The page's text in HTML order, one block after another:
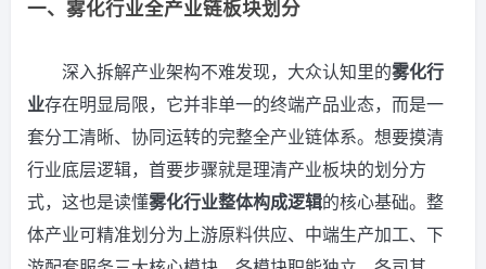
一、雾化行业全产业链板块划分
深入拆解产业架构不难发现，大众认知里的雾化行
业存在明显局限，它并非单一的终端产品业态，而是一
套分工清晰、协同运转的完整全产业链体系。想要摸清
行业底层逻辑，首要步骤就是理清产业板块的划分方
式，这也是读懂雾化行业整体构成逻辑的核心基础。整
体产业可精准划分为上游原料供应、中端生产加工、下